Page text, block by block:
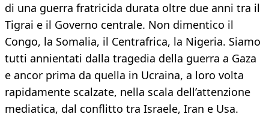
di una guerra fratricida durata oltre due anni tra il
Tigrai e il Governo centrale. Non dimentico il
Congo, la Somalia, il Centrafrica, la Nigeria. Siamo
tutti annientati dalla tragedia della guerra a Gaza
e ancor prima da quella in Ucraina, a loro volta
rapidamente scalzate, nella scala dell’attenzione
mediatica, dal conflitto tra Israele, Iran e Usa.